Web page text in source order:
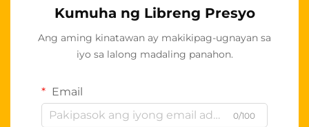
Kumuha ng Libreng Presyo
Ang aming kinatawan ay makikipag-ugnayan sa
iyo sa lalong madaling panahon.
Email
0/100